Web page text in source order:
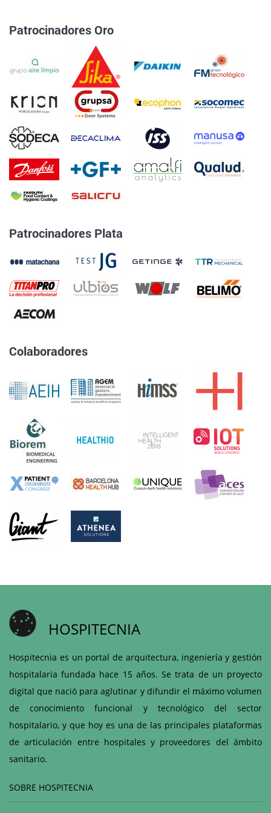
Patrocinadores Oro
Patrocinadores Plata
Colaboradores
HOSPITECNIA
Hospitecnia es un portal de arquitectura, ingeniería y gestión
hospitalaria fundada hace 15 años. Se trata de un proyecto
digital que nació para aglutinar y difundir el máximo volumen
de conocimiento funcional y tecnológico del sector
hospitalario, y que hoy es una de las principales plataformas
de articulación entre hospitales y proveedores del ámbito
sanitario.
SOBRE HOSPITECNIA